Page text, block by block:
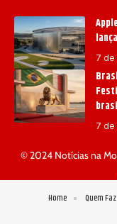
7 de
7 de
© 2024 Notícias na
Home Quem Faz